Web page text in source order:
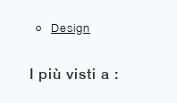
Design
I più visti a :